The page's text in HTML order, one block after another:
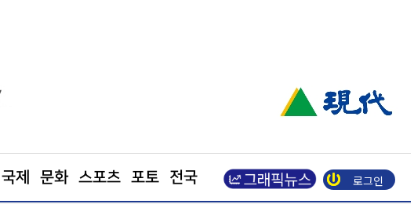
국제 문화 스포츠 포토 전국 로그인